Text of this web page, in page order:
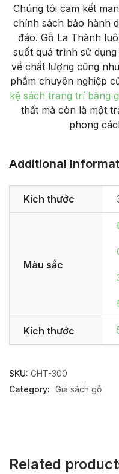
Chúng tôi cam kết
chính sách bảo hành
đáo. Gỗ La Thành
suốt quá trình sử
về chất lượng cũng
phẩm chuyên nghiệp
kệ sách trang trí bằng
thất mà còn là một
phong
Additional
Kích thước
Màu sắc
Kích thước
SKU: GHT-300
Category: Giá sách gỗ
Related